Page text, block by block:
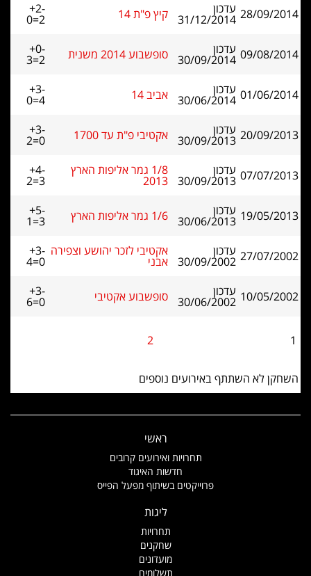
28/09/2014 עדכון
31/12/2014 קיץ פ"ת 14 +2-
0=2
09/08/2014 עדכון
30/09/2014 סופשבוע 2014 משנית +0-
3=2
01/06/2014 עדכון
30/06/2014 אביב 14 +3-
0=4
20/09/2013 עדכון
30/09/2013 אקטיבי פ"ת עד 1700 +3-
2=0
07/07/2013 עדכון
30/09/2013
1/8 גמר אליפות הארץ
2013
+4-
2=3
19/05/2013 עדכון
30/06/2013 1/6 גמר אליפות הארץ +5-
1=3
27/07/2002 עדכון
30/09/2002
אקטיבי לזכר יהושע וצפירה
אבני
+3-
4=0
10/05/2002 עדכון
30/06/2002 סופשבוע אקטיבי +3-
6=0
1
2
השחקן לא השתתף באירועים נוספים
ראשי
תחרויות ואירועים קרובים
חדשות האיגוד
פרוייקטים בשיתוף מפעל הפייס
ליגות
תחרויות
שחקנים
מועדונים
תשלומים